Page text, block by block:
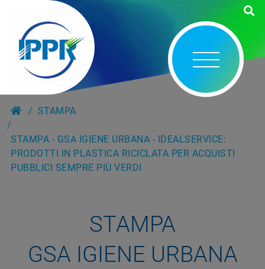
STAMPA
STAMPA - GSA IGIENE URBANA - IDEALSERVICE:
PRODOTTI IN PLASTICA RICICLATA PER ACQUISTI
PUBBLICI SEMPRE PIÙ VERDI
STAMPA
GSA IGIENE URBANA